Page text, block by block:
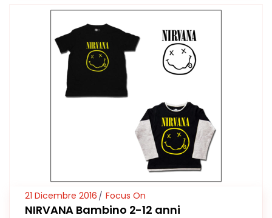
21 Dicembre 2016 Focus On
NIRVANA Bambino 2-12 anni